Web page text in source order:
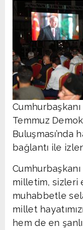
Temmuz
Buluşması’nda
bağlantı ile
milletim, sizleri
muhabbetle
millet
hem de en